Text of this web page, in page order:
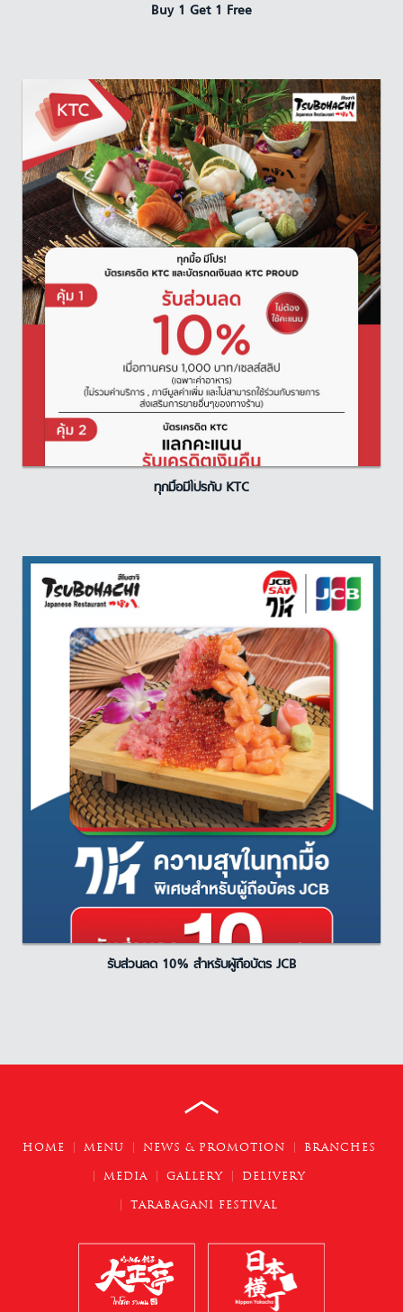
Buy 1 Get 1 Free
ทุกมื้อมีโปรกับ KTC
รับส่วนลด 10% สำหรับผู้ถือบัตร JCB
HOME MENU NEWS & PROMOTION
BRANCHES
MEDIA
GALLERY
DELIVERY
TARABAGANI FESTIVAL